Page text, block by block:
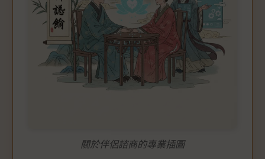
關於伴侶諮商的專業插圖